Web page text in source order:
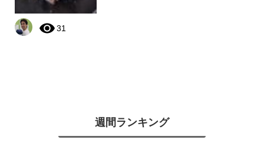
31
週間ランキング